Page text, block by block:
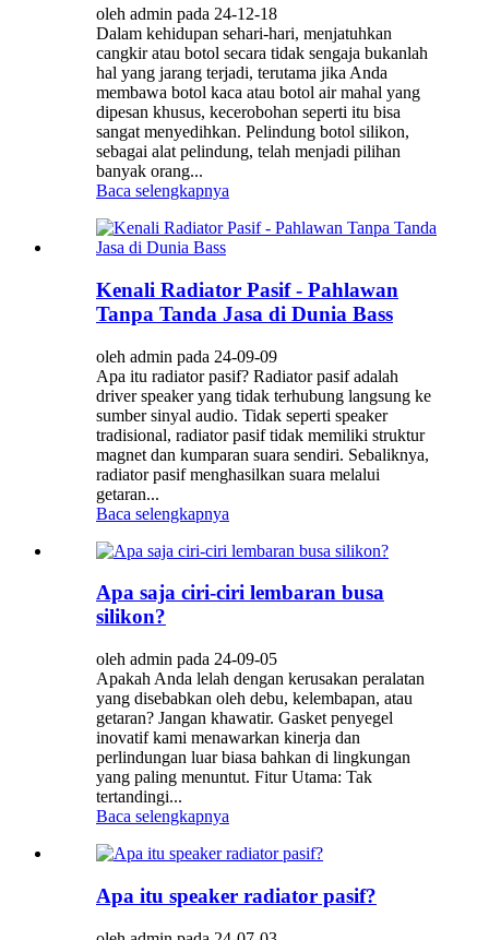
oleh admin pada 24-12-18
Dalam kehidupan sehari-hari, menjatuhkan
cangkir atau botol secara tidak sengaja bukanlah
hal yang jarang terjadi, terutama jika Anda
membawa botol kaca atau botol air mahal yang
dipesan khusus, kecerobohan seperti itu bisa
sangat menyedihkan. Pelindung botol silikon,
sebagai alat pelindung, telah menjadi pilihan
banyak orang...
Baca selengkapnya
Kenali Radiator Pasif - Pahlawan
Tanpa Tanda Jasa di Dunia Bass
oleh admin pada 24-09-09
Apa itu radiator pasif? Radiator pasif adalah
driver speaker yang tidak terhubung langsung ke
sumber sinyal audio. Tidak seperti speaker
tradisional, radiator pasif tidak memiliki struktur
magnet dan kumparan suara sendiri. Sebaliknya,
radiator pasif menghasilkan suara melalui
getaran...
Baca selengkapnya
Apa saja ciri-ciri lembaran busa
silikon?
oleh admin pada 24-09-05
Apakah Anda lelah dengan kerusakan peralatan
yang disebabkan oleh debu, kelembapan, atau
getaran? Jangan khawatir. Gasket penyegel
inovatif kami menawarkan kinerja dan
perlindungan luar biasa bahkan di lingkungan
yang paling menuntut. Fitur Utama: Tak
tertandingi...
Baca selengkapnya
Apa itu speaker radiator pasif?